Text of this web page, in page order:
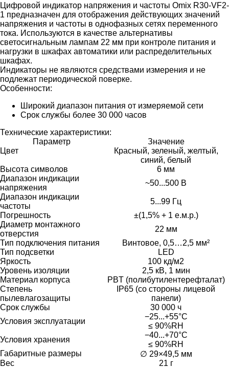
Цифровой индикатор напряжения и частоты Omix R30-VF2-
1 предназначен для отображения действующих значений
напряжения и частоты в однофазных сетях переменного
тока. Используются в качестве альтернативы
светосигнальным лампам 22 мм при контроле питания и
нагрузки в шкафах автоматики или распределительных
шкафах.
Индикаторы не являются средствами измерения и не
подлежат периодической поверке.
Особенности:
Широкий диапазон питания от измеряемой сети
Срок службы более 30 000 часов
Технические характеристики:
Параметр
Значение
Цвет
Красный, зеленый, желтый,
синий, белый
Высота символов
6 мм
Диапазон индикации
напряжения
~50...500 В
Диапазон индикации
частоты
5...99 Гц
Погрешность
±(1,5% + 1 е.м.р.)
Диаметр монтажного
отверстия
22 мм
Тип подключения питания
Винтовое, 0,5…2,5 мм²
Тип подсветки
LED
Яркость
100 кд/м2
Уровень изоляции
2,5 кВ, 1 мин
Материал корпуса
PBT (полибутилентерефталат)
Степень
пылевлагозащиты
IP65 (со стороны лицевой
панели)
Срок службы
30 000 ч
Условия эксплуатации
−25...+55°C
≤ 90%RH
Условия хранения
−40...+70°C
≤ 90%RH
Габаритные размеры
∅ 29×49,5 мм
Вес
21 г